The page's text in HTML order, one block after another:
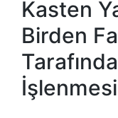
Kasten
Birden
İşlenmesi